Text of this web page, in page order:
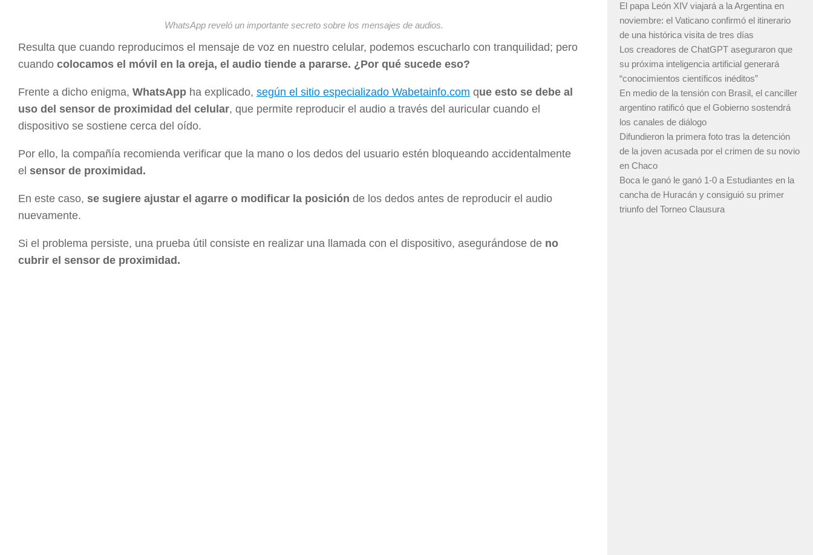
WhatsApp reveló un importante secreto sobre los mensajes de audios.
Resulta que cuando reproducimos el mensaje de voz en nuestro celular, podemos escucharlo con tranquilidad; pero
cuando colocamos el móvil en la oreja, el audio tiende a pararse. ¿Por qué sucede eso?
Frente a dicho enigma, WhatsApp ha explicado, según el sitio especializado Wabetainfo.com que esto se debe al
uso del sensor de proximidad del celular, que permite reproducir el audio a través del auricular cuando el
dispositivo se sostiene cerca del oído.
Por ello, la compañía recomienda verificar que la mano o los dedos del usuario estén bloqueando accidentalmente
el sensor de proximidad.
En este caso, se sugiere ajustar el agarre o modificar la posición de los dedos antes de reproducir el audio
nuevamente.
Si el problema persiste, una prueba útil consiste en realizar una llamada con el dispositivo, asegurándose de no
cubrir el sensor de proximidad.
El papa León XIV viajará a la Argentina en
noviembre: el Vaticano confirmó el itinerario
de una histórica visita de tres días
Los creadores de ChatGPT aseguraron que
su próxima inteligencia artificial generará
“conocimientos científicos inéditos”
En medio de la tensión con Brasil, el canciller
argentino ratificó que el Gobierno sostendrá
los canales de diálogo
Difundieron la primera foto tras la detención
de la joven acusada por el crimen de su novio
en Chaco
Boca le ganó le ganó 1-0 a Estudiantes en la
cancha de Huracán y consiguió su primer
triunfo del Torneo Clausura